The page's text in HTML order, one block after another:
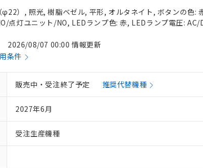
）, 照光, 樹脂ベゼル, 平形, オルタネイト, ボタンの色:
点灯ユニット/NO, LEDランプ色: 赤, LEDランプ電圧: AC/
2026/08/07 00:00 情報更新
条件
販売中・受注終了予定 推奨代替機種
2027年6月
受注生産機種